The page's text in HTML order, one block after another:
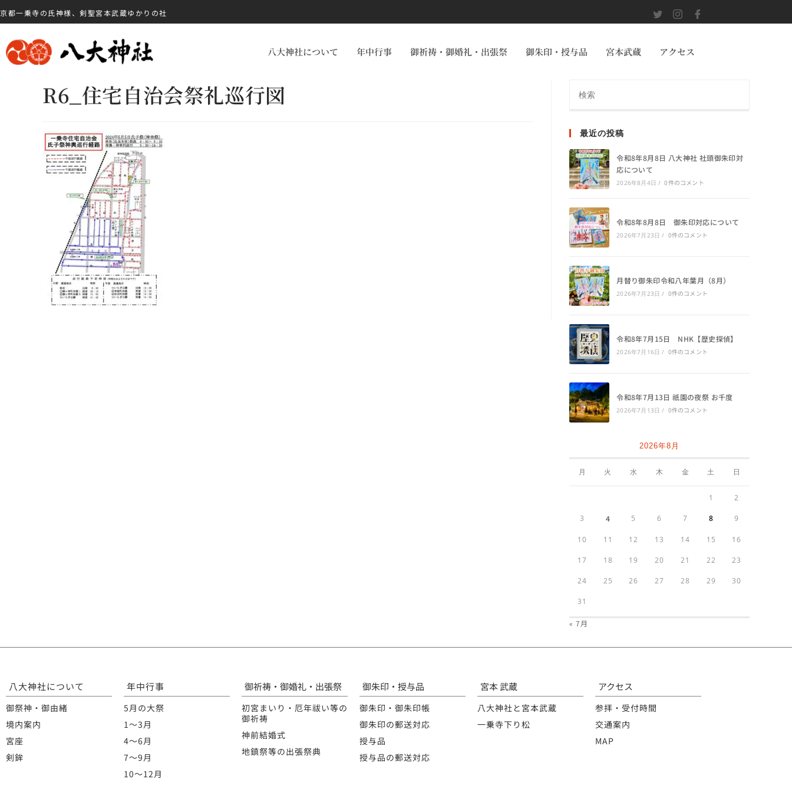
京都一乗寺の氏神様、剣聖宮本武蔵ゆかりの社
八大神社について 年中行事 御祈祷・御婚礼・出張祭 御朱印・授与品 宮本武蔵 アクセス
R6_住宅自治会祭礼巡行図
最近の投稿
令和8年8月8日 八大神社 社頭御朱印対
応について
2026年8月4日 / 0件のコメント
令和8年8月8日 御朱印対応について
2026年7月23日 / 0件のコメント
月替り御朱印令和八年葉月（8月）
2026年7月23日 / 0件のコメント
令和8年7月15日 NHK【歴史探偵】
2026年7月16日 / 0件のコメント
令和8年7月13日 祇園の夜祭 お千度
2026年7月13日 / 0件のコメント
2026年8月
月 火 水 木 金 土 日
1 2
3 4 5 6 7 8 9
10 11 12 13 14 15 16
17 18 19 20 21 22 23
24 25 26 27 28 29 30
31
« 7月
八大神社について
御祭神・御由緒
境内案内
宮座
剣鉾
年中行事
5月の大祭
1〜3月
4〜6月
7〜9月
10〜12月
御祈祷・御婚礼・出張祭
初宮まいり・厄年祓い等の
御祈祷
神前結婚式
地鎮祭等の出張祭典
御朱印・授与品
御朱印・御朱印帳
御朱印の郵送対応
授与品
授与品の郵送対応
宮本 武蔵
八大神社と宮本武蔵
一乗寺下り松
アクセス
参拝・受付時間
交通案内
MAP